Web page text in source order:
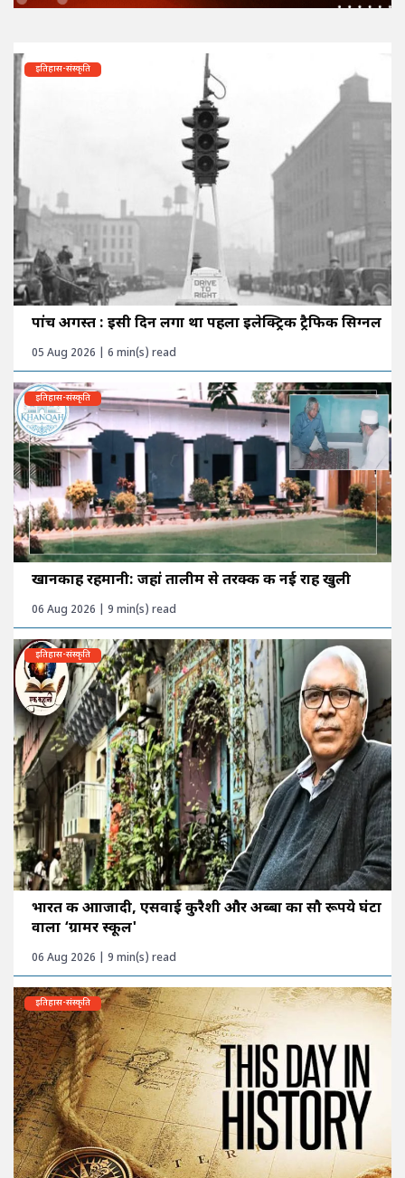
इतिहास-संस्कृति
पांच अगस्त : इसी दिन लगा था पहला इलेक्ट्रिक ट्रैफिक सिग्नल
05 Aug 2026 | 6 min(s) read
इतिहास-संस्कृति
खानकाह रहमानी: जहां तालीम से तरक्की की नई राह खुली
06 Aug 2026 | 9 min(s) read
इतिहास-संस्कृति
भारत की आाजादी, एसवाई कुरैशी और अब्बा का सौ रूपये घंटा
वाला ‘ग्रामर स्कूल'
06 Aug 2026 | 9 min(s) read
इतिहास-संस्कृति